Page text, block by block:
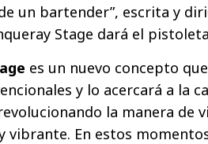
un bartender”, escrita y
Stage dará el
es un nuevo concepto
y lo acercará a la
la manera de
vibrante. En estos